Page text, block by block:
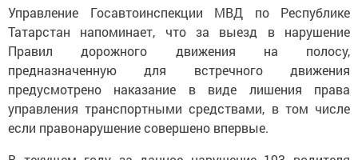
Управление Госавтоинспекции МВД по Республике
Татарстан напоминает, что за выезд в нарушение
Правил дорожного движения на полосу,
предназначенную для встречного движения
предусмотрено наказание в виде лишения права
управления транспортными средствами, в том числе
если правонарушение совершено впервые.